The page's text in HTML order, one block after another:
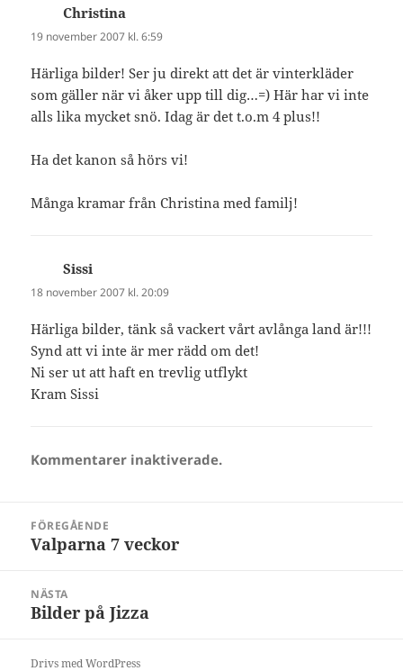
Christina
19 november 2007 kl. 6:59
Härliga bilder! Ser ju direkt att det är vinterkläder
som gäller när vi åker upp till dig…=) Här har vi inte
alls lika mycket snö. Idag är det t.o.m 4 plus!!
Ha det kanon så hörs vi!
Många kramar från Christina med familj!
Sissi
18 november 2007 kl. 20:09
Härliga bilder, tänk så vackert vårt avlånga land är!!!
Synd att vi inte är mer rädd om det!
Ni ser ut att haft en trevlig utflykt
Kram Sissi
Kommentarer inaktiverade.
FÖREGÅENDE
Föregående
Valparna 7 veckor
NÄSTA
Nästa
Bilder på Jizza
Drivs med WordPress